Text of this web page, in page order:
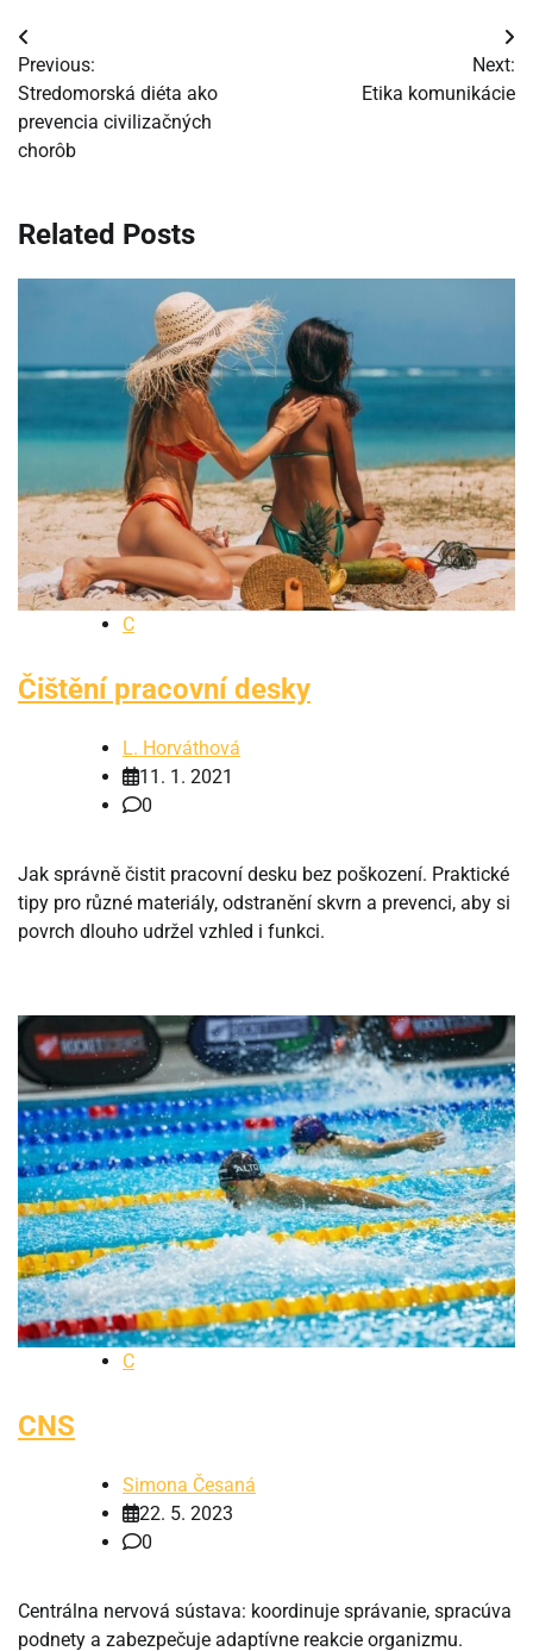
Navigácia
v
článku
Previous:
Stredomorská diéta ako
prevencia civilizačných
chorôb
Next:
Etika komunikácie
Related Posts
C
Čištění pracovní desky
L. Horváthová
11. 1. 2021
0
Jak správně čistit pracovní desku bez poškození. Praktické
tipy pro různé materiály, odstranění skvrn a prevenci, aby si
povrch dlouho udržel vzhled i funkci.
C
CNS
Simona Česaná
22. 5. 2023
0
Centrálna nervová sústava: koordinuje správanie, spracúva
podnety a zabezpečuje adaptívne reakcie organizmu.